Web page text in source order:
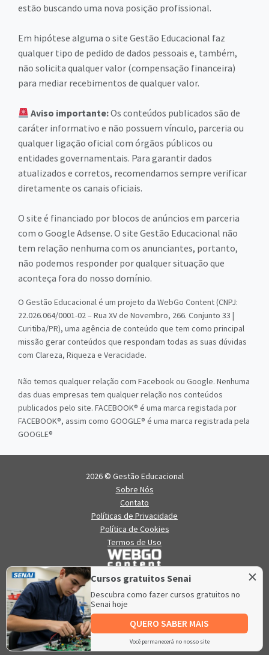
Cursos gratuitos Senai
Descubra como fazer cursos gratuitos no
Senai hoje
QUERO SABER MAIS
Você permanecerá no nosso site
×
estão buscando uma nova posição profissional.
Em hipótese alguma o site Gestão Educacional faz
qualquer tipo de pedido de dados pessoais e, também,
não solicita qualquer valor (compensação financeira)
para mediar recebimentos de qualquer valor.
Aviso importante:Os conteúdos publicados são de
caráter informativo e não possuem vínculo, parceria ou
qualquer ligação oficial com órgãos públicos ou
entidades governamentais. Para garantir dados
atualizados e corretos, recomendamos sempre verificar
diretamente os canais oficiais.
O site é financiado por blocos de anúncios em parceria
com o Google Adsense. O site Gestão Educacional não
tem relação nenhuma com os anunciantes, portanto,
não podemos responder por qualquer situação que
aconteça fora do nosso domínio.
O Gestão Educacional é um projeto da WebGo Content (CNPJ:
22.026.064/0001-02 – Rua XV de Novembro, 266. Conjunto 33 |
Curitiba/PR), uma agência de conteúdo que tem como principal
missão gerar conteúdos que respondam todas as suas dúvidas
com Clareza, Riqueza e Veracidade.
Não temos qualquer relação com Facebook ou Google. Nenhuma
das duas empresas tem qualquer relação nos conteúdos
publicados pelo site. FACEBOOK® é uma marca registada por
FACEBOOK®, assim como GOOGLE® é uma marca registrada pela
GOOGLE®
2026 © Gestão Educacional
Sobre Nós
Contato
Políticas de Privacidade
Política de Cookies
Termos de Uso
Gestão Educacional é mantido e hospedado pela
especialista emcriação de sitesecriação de portais de notícias